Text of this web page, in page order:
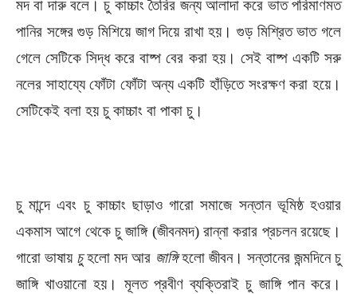
মদ বা দারু বলে। চু কাচ্চাং তৈরির জন্য আলাদা করে ভাত পরিমাণমত
পানির সঙ্গের গুড় মিশিয়ে জাগ দিয়ে রাখা হয়। গুড় মিশ্রিত ভাত গলে
গেলে সেটিকে সিদ্ধ করে বাষ্প বের করা হয়। সেই বাষ্প একটি সরু
নলের সাহায্যে ফোঁটা ফোঁটা অন্য একটি হাঁড়িতে সংরক্ষণ করা হয়ে।
সেটিকেই বলা হয় চু কাচ্চাং বা পাকা চু।
চু মান্দে এবং চু কাচ্চাং ছাড়াও গারো সমাজে সন্তান ভূমিষ্ঠ হওয়ার
একমাস আগে থেকে চু জাঙ্গি (জীবনমদ) রান্না করার প্রচলন রয়েছে।
গারো ভাষায়চুহলো মদ আর জাঙ্গিহলো জীবন। সন্তানের জন্মদিনে চু
জাঙ্গি খাওয়ানো হয়। মূলত প্রবীণ ব্যক্তিরাই চু জাঙ্গি পান করে।